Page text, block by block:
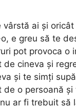
ai și
e greu să te
pot provoca o
de cineva și
și te simți
de o persoană și
ar fi trebuit să